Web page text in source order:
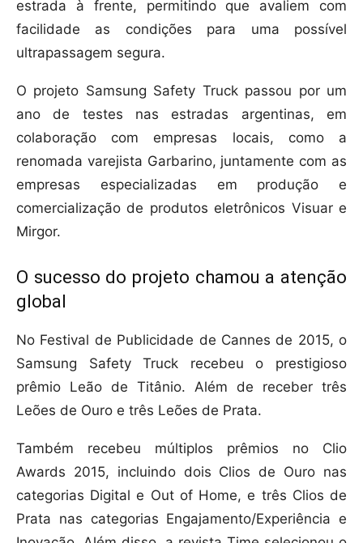
estrada à frente, permitindo que avaliem com
facilidade as condições para uma possível
ultrapassagem segura.
O projeto Samsung Safety Truck passou por um
ano de testes nas estradas argentinas, em
colaboração com empresas locais, como a
renomada varejista Garbarino, juntamente com as
empresas especializadas em produção e
comercialização de produtos eletrônicos Visuar e
Mirgor.
O sucesso do projeto chamou a atenção
global
No Festival de Publicidade de Cannes de 2015, o
Samsung Safety Truck recebeu o prestigioso
prêmio Leão de Titânio. Além de receber três
Leões de Ouro e três Leões de Prata.
Também recebeu múltiplos prêmios no Clio
Awards 2015, incluindo dois Clios de Ouro nas
categorias Digital e Out of Home, e três Clios de
Prata nas categorias Engajamento/Experiência e